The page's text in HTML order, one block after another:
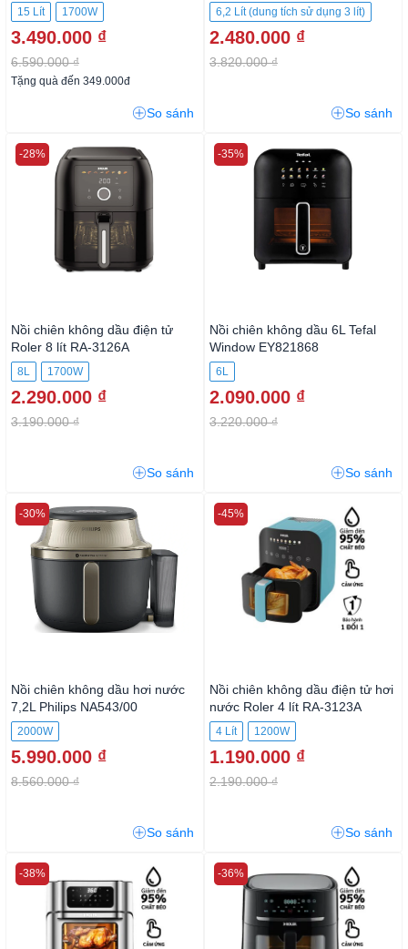
15 Lít 1700W
3.490.000 ₫
6.590.000 ₫
Tặng quà đến 349.000đ
So sánh
6,2 Lít (dung tích sử dụng 3 lít)
2000 W
2.480.000 ₫
3.820.000 ₫
So sánh
Nồi chiên không dầu điện tử
Roler 8 lít RA-3126A
8L 1700W
2.290.000 ₫
3.190.000 ₫
-28%
So sánh
Nồi chiên không dầu 6L Tefal
Window EY821868
6L
2.090.000 ₫
3.220.000 ₫
-35%
So sánh
Nồi chiên không dầu hơi nước
7,2L Philips NA543/00
2000W
5.990.000 ₫
8.560.000 ₫
-30%
So sánh
Nồi chiên không dầu điện tử hơi
nước Roler 4 lít RA-3123A
4 Lít 1200W
1.190.000 ₫
2.190.000 ₫
-45%
So sánh
-38% -36%